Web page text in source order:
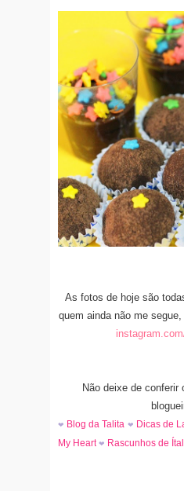
As fotos de hoje são
quem ainda não me
Não deixe de conferir
❤ Blog da Talita ❤ Dicas de
My Heart ❤ Rascunhos de